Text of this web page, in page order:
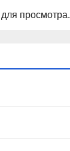
просмотра.